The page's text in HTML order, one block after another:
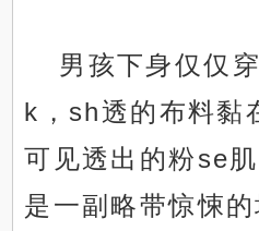
男孩下身仅仅
k，sh透的布料黏
可见透出的粉se
是一副略带惊悚